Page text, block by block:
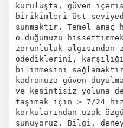
kuruluşta, güven
birikimleri üst
sunmaktır. Temel
olduğumuzu
zorunluluk
ödediklerini,
bilinmesini
kadromuza güven
ve kesintisiz yoluna
taşımak için > 7/24
korkularından uzak
sunuyoruz. Bilgi,